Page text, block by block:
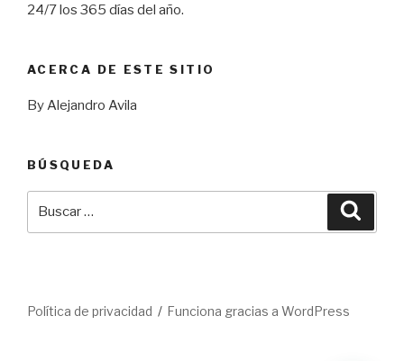
24/7 los 365 días del año.
ACERCA DE ESTE SITIO
By Alejandro Avila
BÚSQUEDA
Política de privacidad Funciona gracias a WordPress